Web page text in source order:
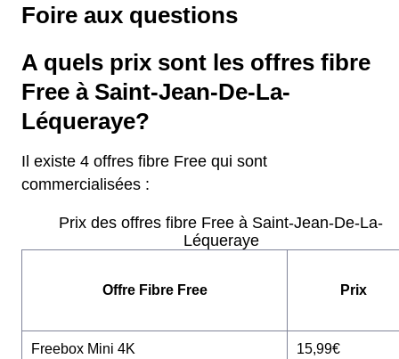
Foire aux questions
A quels prix sont les offres fibre
Free à Saint-Jean-De-La-
Léqueraye?
Il existe 4 offres fibre Free qui sont
commercialisées :
Prix des offres fibre Free à Saint-Jean-De-La-
Léqueraye
Offre Fibre Free Prix
Freebox Mini 4K 15,99€